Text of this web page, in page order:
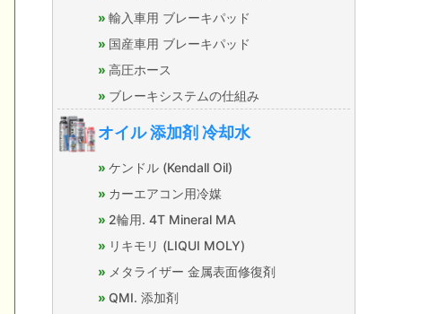
輸入車用 ブレーキパッド
国産車用 ブレーキパッド
高圧ホース
ブレーキシステムの仕組み
オイル 添加剤 冷却水
ケンドル (Kendall Oil)
カーエアコン用冷媒
2輪用. 4T Mineral MA
リキモリ (LIQUI MOLY)
メタライザー 金属表面修復剤
QMI. 添加剤